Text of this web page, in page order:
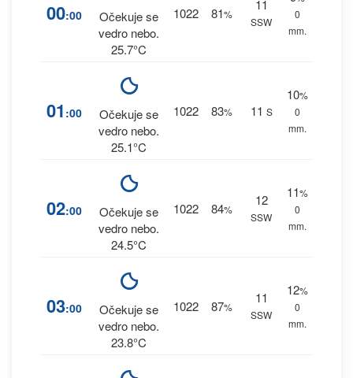
00:00
Očekuje se
vedro nebo.
25.7°C
1022 81%
11
SSW
0
mm.
01 :00
Očekuje se
vedro nebo.
25.1°C
1022 83% 11 S
10%
0
mm.
02:00
Očekuje se
vedro nebo.
24.5°C
1022 84%
12
SSW
11%
0
mm.
03:00
Očekuje se
vedro nebo.
23.8°C
1022 87%
11
SSW
12%
0
mm.